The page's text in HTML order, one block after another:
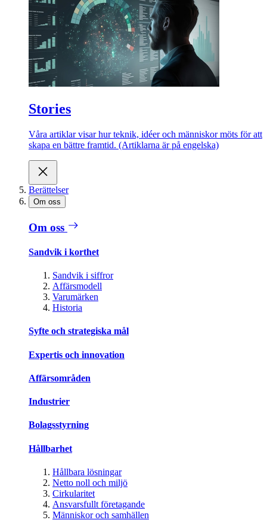
Stories
Våra artiklar visar hur teknik, idéer och människor möts för att
skapa en bättre framtid. (Artiklarna är på engelska)
Berättelser
Om oss
Om oss
Sandvik i korthet
Sandvik i siffror
Affärsmodell
Varumärken
Historia
Syfte och strategiska mål
Expertis och innovation
Affärsområden
Industrier
Bolagsstyrning
Hållbarhet
Hållbara lösningar
Netto noll och miljö
Cirkularitet
Ansvarsfullt företagande
Människor och samhällen